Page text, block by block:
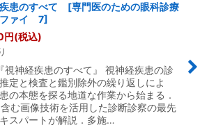
患のすべて [専門医のための眼科診療
ファイ 7]
円(税込)
視神経疾患のすべて』 視神経疾患の診
定と検査と鑑別除外の繰り返しによ
の本態を探る地道な作業から始まる．
む画像技術を活用した診断診察の最先
スパートが解説．多施…